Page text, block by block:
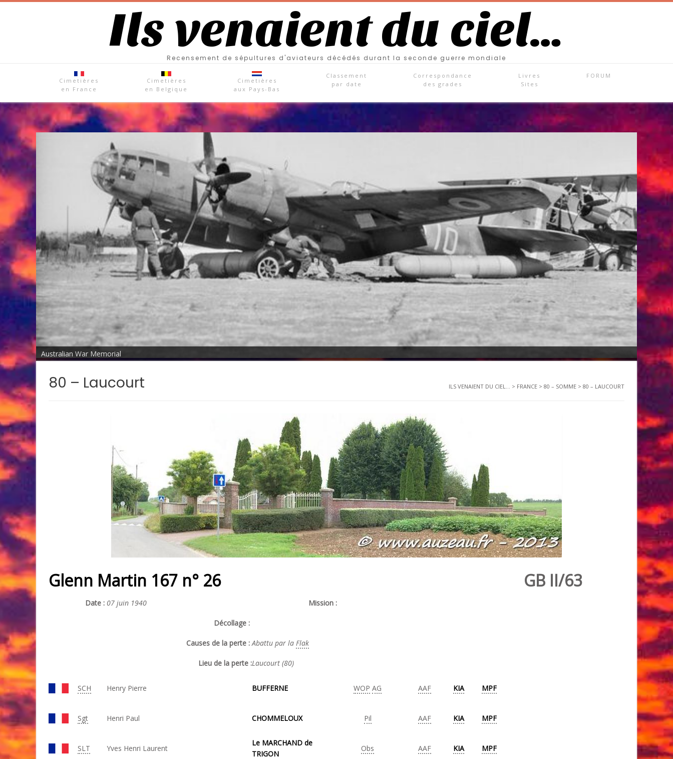
Ils venaient du ciel…
Recensement de sépultures d'aviateurs décédés durant la seconde guerre mondiale
Cimetières
en France
Cimetières
en Belgique
Cimetières
aux Pays-Bas
Classement
par date
Correspondance
des grades
Livres
Sites
FORUM
Australian War Memorial
80 – Laucourt ILS VENAIENT DU CIEL... > FRANCE > 80 – SOMME > 80 – LAUCOURT
Glenn Martin 167 n° 26 GB II/63
Date : 07 juin 1940 Mission :
Décollage :
Causes de la perte : Abattu par la Flak
Lieu de la perte :Laucourt (80)
SCH Henry Pierre BUFFERNE WOP AG AAF KIA MPF
Sgt Henri Paul CHOMMELOUX Pil AAF KIA MPF
SLT Yves Henri Laurent
Le MARCHAND de
TRIGON
Obs AAF KIA MPF